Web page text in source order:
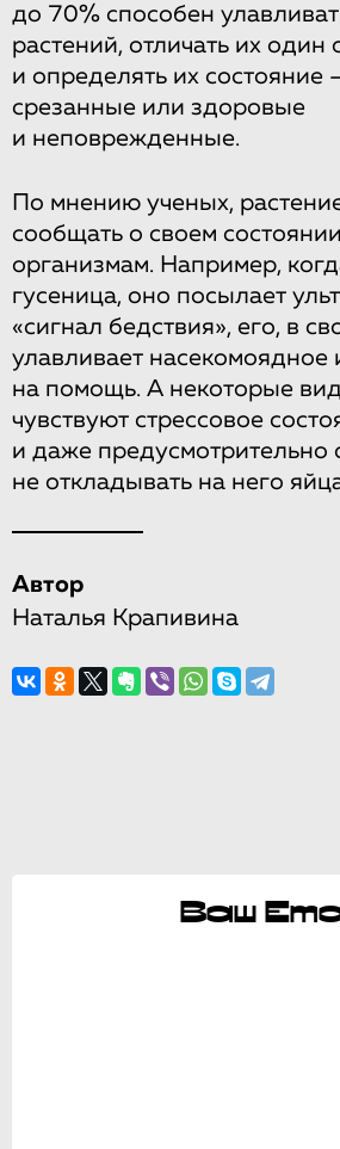
до 70% способен
растений, отличать их один
и определять их состояние
срезанные или здоровые
и неповрежденные.
По мнению ученых,
сообщать о своем
организмам. Например,
гусеница, оно посылает
«сигнал бедствия», его, в
улавливает насекомоядное
на помощь. А некоторые
чувствуют стрессовое
и даже предусмотрительно
не откладывать на него
Автор
Наталья Крапивина
Ваш